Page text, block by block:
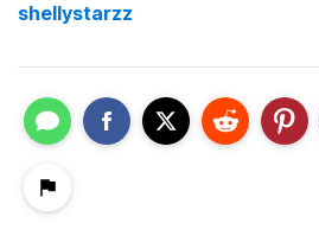
shellystarzz